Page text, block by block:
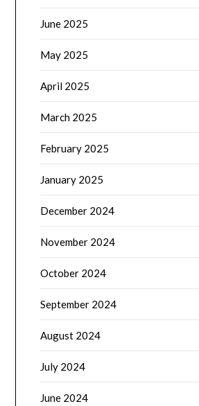
June 2025
May 2025
April 2025
March 2025
February 2025
January 2025
December 2024
November 2024
October 2024
September 2024
August 2024
July 2024
June 2024